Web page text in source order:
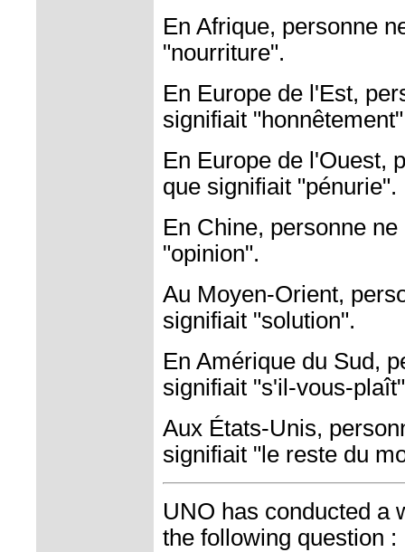
En Afrique, personne
"nourriture".
En Europe de l'Est,
signifiait
En Europe de l'Ouest,
que signifiait "pénurie".
En Chine, personne
"opinion".
Au Moyen-Orient,
signifiait "solution".
En Amérique du Sud,
signifiait "s'il-vous-
Aux États-Unis,
signifiait "le reste du
UNO has conducted a
the following question :